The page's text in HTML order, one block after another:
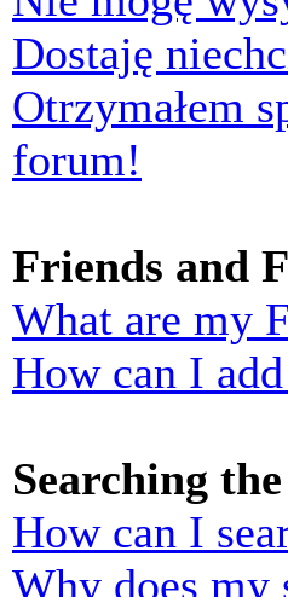
Dostaję
Otrzymałem
forum!
Friends and
What are my
How can I
Searching
How can I
Why does my